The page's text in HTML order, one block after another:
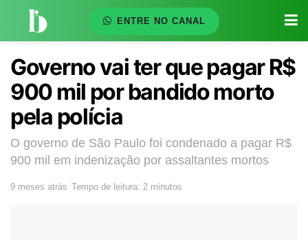
ENTRE NO CANAL
Governo vai ter que pagar R$
900 mil por bandido morto
pela polícia
O governo de São Paulo foi condenado a pagar R$
900 mil em indenização por assaltantes mortos
9 meses atrás Tempo de leitura: 2 minutos